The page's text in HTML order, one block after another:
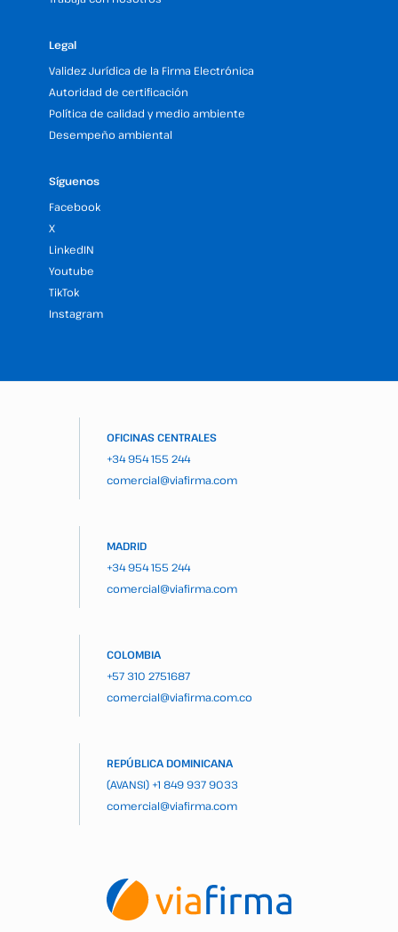
Legal
Validez Jurídica de la Firma Electrónica
Autoridad de certificación
Política de calidad y medio ambiente
Desempeño ambiental
Síguenos
Facebook
X
LinkedIN
Youtube
TikTok
Instagram
OFICINAS CENTRALES
+34 954 155 244
comercial@viafirma.com
MADRID
+34 954 155 244
comercial@viafirma.com
COLOMBIA
+57 310 2751687
comercial@viafirma.com.co
REPÚBLICA DOMINICANA
(AVANSI) +1 849 937 9033
comercial@viafirma.com